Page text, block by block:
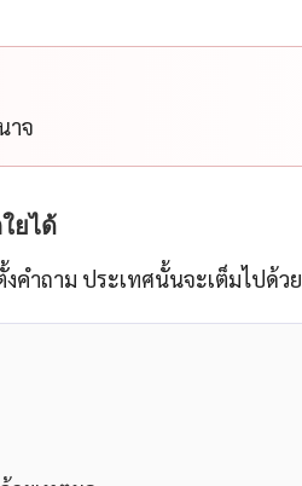
าจ
ยได้
คำถาม ประเทศนั้นจะเต็มไปด้วย